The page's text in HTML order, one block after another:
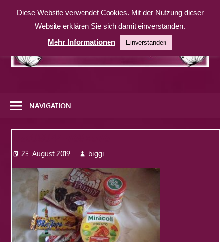
Inhalt
weitere
Website
NAVIGATION
23. August 2019 biggi
Diese Website verwendet Cookies. Mit der Nutzung dieser
Website erklären Sie sich damit einverstanden.
Mehr Informationen
Einverstanden